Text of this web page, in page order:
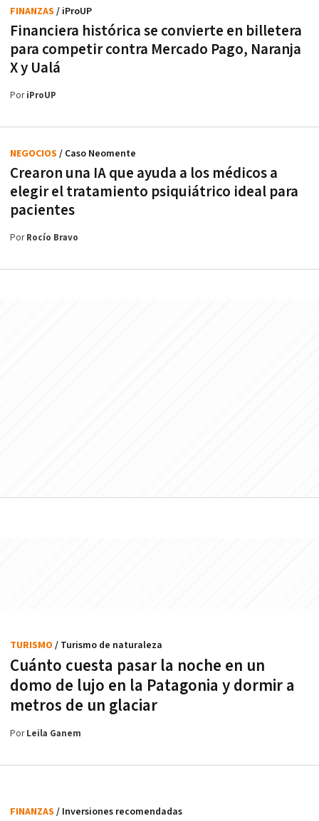
Financiera histórica se convierte en billetera
para competir contra Mercado Pago, Naranja
X y Ualá
FINANZAS / iProUP
PoriProUP
Crearon una IA que ayuda a los médicos a
elegir el tratamiento psiquiátrico ideal para
pacientes
NEGOCIOS / Caso Neomente
PorRocío Bravo
Cuánto cuesta pasar la noche en un
domo de lujo en la Patagonia y dormir a
metros de un glaciar
TURISMO / Turismo de naturaleza
PorLeila Ganem
FINANZAS / Inversiones recomendadas